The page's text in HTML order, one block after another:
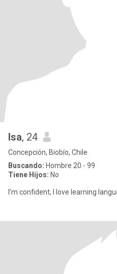
Isa, 24
Concepción, Biobío, Chile
Buscando: Hombre 20 - 99
Tiene Hijos: No
I’m confident, I love learning